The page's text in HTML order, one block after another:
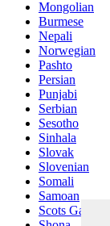
Mongolian
Burmese
Nepali
Norwegian
Pashto
Persian
Punjabi
Serbian
Sesotho
Sinhala
Slovak
Slovenian
Somali
Samoan
Scots Gaelic